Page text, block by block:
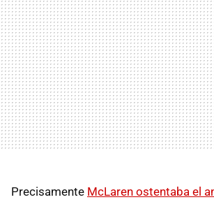
Precisamente McLaren ostentaba el